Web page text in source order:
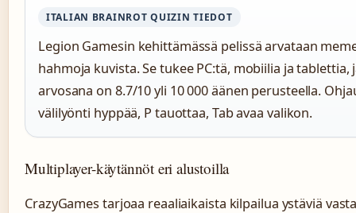
ITALIAN BRAINROT QUIZIN TIEDOT
Legion Gamesin kehittämässä pelissä arvataan
hahmoja kuvista. Se tukee PC:tä, mobiilia ja tablettia,
arvosana on 8.7/10 yli 10 000 äänen perusteella.
välilyönti hyppää, P tauottaa, Tab avaa valikon.
Multiplayer-käytännöt eri alustoilla
CrazyGames tarjoaa reaaliaikaista kilpailua ystäviä